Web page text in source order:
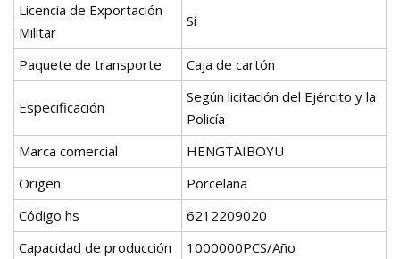
Licencia de Exportación
Militar
Sí
Paquete de transporte Caja de cartón
Especificación
Según licitación del Ejército y la
Policía
Marca comercial
HENGTAIBOYU
Origen
Porcelana
Código hs
6212209020
Capacidad de producción
1000000PCS/Año